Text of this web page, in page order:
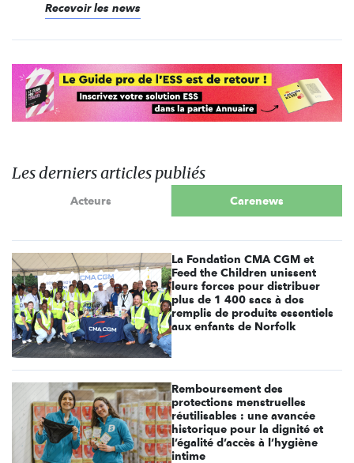
Recevoir les news
Les derniers articles publiés
Acteurs Carenews
La Fondation CMA CGM et
Feed the Children unissent
leurs forces pour distribuer
plus de 1 400 sacs à dos
remplis de produits essentiels
aux enfants de Norfolk
Remboursement des
protections menstruelles
réutilisables : une avancée
historique pour la dignité et
l’égalité d’accès à l’hygiène
intime